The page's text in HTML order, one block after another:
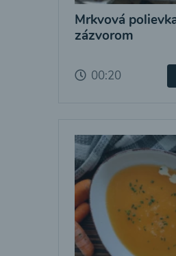
Mrkvová
zázvorom
00:20